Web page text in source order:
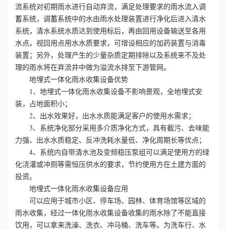
中
工
案
闻
讯
流系统对初期雨水进行自动弃流，满足处理要求的雨水流入调
蓄系统，调蓄系统中的水由雨水处理装置进行净化后进入清水
系统，清水系统水质达到使用标后，再由回用设备输送至各用
水点。视回用点用水水质要求，可增设相应的加药装置与消毒
装置；另外，处理产生的少量杂质定期排除以及系统来不及处
理的雨水将在弃流井中做为溢流水排至下游管网。
地埋式一体化雨水收集设备优势
1、地埋式一体化雨水收集设备不影响景观，全地埋式安
装，占地面积小；
2、出水效果好，出水水质能满足客户的使用水需求；
3、系统净化部分采用多介质净化方式，具有截污、去味能
力强、出水水质稳定、反冲洗耗水量低、净化周期长等优点；
4、系统内自带清水池及变频稳压泵组可以满足使用方的绿
化浇灌或冲厕等需恒压供水的要求，节约使用方在土建方面的
投资。
地埋式一体化雨水收集设备应用
可以应用于城市小区、停车场、园林、体育场馆等区域的
雨水收集，经过一体化雨水收集设备收集的雨水除了不能直接
饮用，可以拿来洗澡、洗衣、冲马桶、洗车等。为洗车行、水